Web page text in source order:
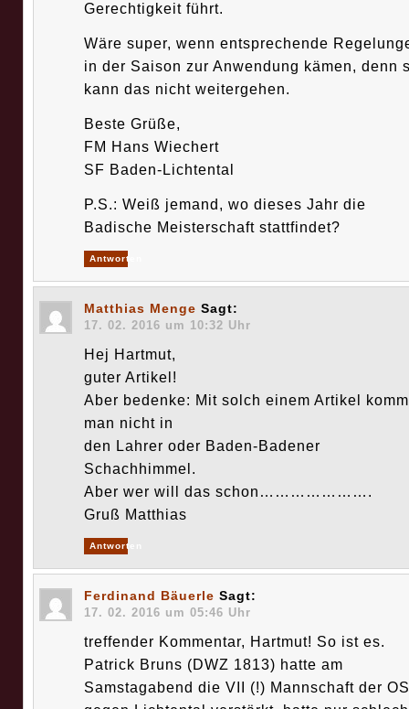
Gerechtigkeit führt.
Wäre super, wenn entsprechende
in der Saison zur Anwendung kämen, denn
kann das nicht weitergehen.
Beste Grüße,
FM Hans Wiechert
SF Baden-Lichtental
P.S.: Weiß jemand, wo dieses Jahr die
Badische Meisterschaft stattfindet?
Antworten
Matthias Menge Sagt:
17. 02. 2016 um 10:32 Uhr
Hej Hartmut,
guter Artikel!
Aber bedenke: Mit solch einem Artikel
man nicht in
den Lahrer oder Baden-Badener
Schachhimmel.
Aber wer will das schon………………….
Gruß Matthias
Antworten
Ferdinand Bäuerle Sagt:
17. 02. 2016 um 05:46 Uhr
treffender Kommentar, Hartmut! So ist es.
Patrick Bruns (DWZ 1813) hatte am
Samstagabend die VII (!) Mannschaft der